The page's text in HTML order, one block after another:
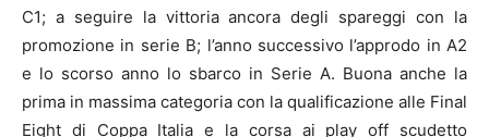
C1; a seguire la vittoria ancora degli spareggi con la
promozione in serie B; l’anno successivo l’approdo in A2
e lo scorso anno lo sbarco in Serie A. Buona anche la
prima in massima categoria con la qualificazione alle Final
Eight di Coppa Italia e la corsa ai play off scudetto